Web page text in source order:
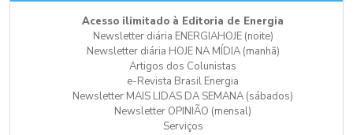
Acesso ilimitado à Editoria de Energia
Newsletter diária ENERGIAHOJE (noite)
Newsletter diária HOJE NA MÍDIA (manhã)
Artigos dos Colunistas
e-Revista Brasil Energia
Newsletter MAIS LIDAS DA SEMANA (sábados)
Newsletter OPINIÃO (mensal)
Serviços